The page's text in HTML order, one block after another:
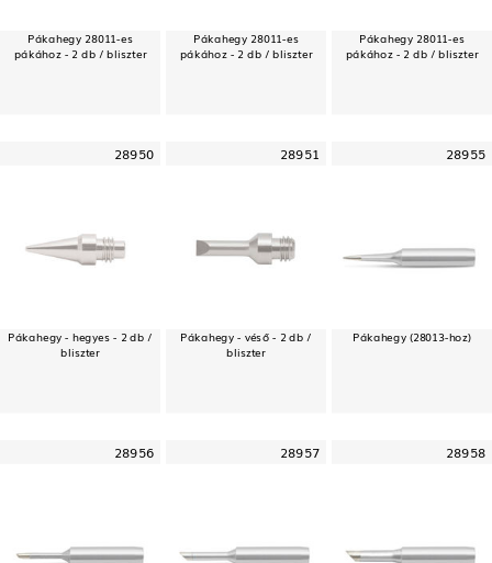
Pákahegy 28011-es
pákához - 2 db / bliszter
Pákahegy 28011-es
pákához - 2 db / bliszter
Pákahegy 28011-es
pákához - 2 db / bliszter
28950
Pákahegy - hegyes - 2 db /
bliszter
28951
Pákahegy - véső - 2 db /
bliszter
28955
Pákahegy (28013-hoz)
28956 28957 28958